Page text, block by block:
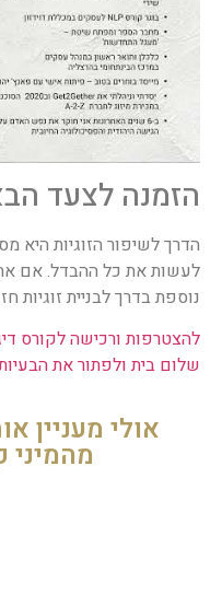
הזמנה לצעד
הדרך לשיפור הזוגיות היא
לעשות את כל ההבדל. אם
נוספת בדרך לבניית זוגיות
להצטרפות ורכישה לקורס
שלום בית ולפתור את
אולי מעניין
מהמיני